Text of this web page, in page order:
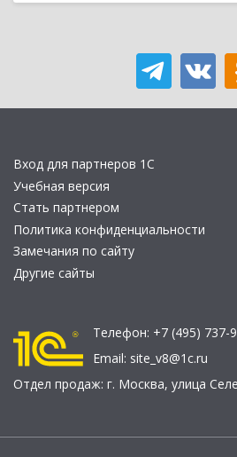
Вход для партнеров 1С
Учебная версия
Стать партнером
Политика конфиденциальности
Замечания по сайту
Другие сайты
Телефон: +7 (495) 737-
Email: site_v8@1c.ru
Отдел продаж: г. Москва, улица